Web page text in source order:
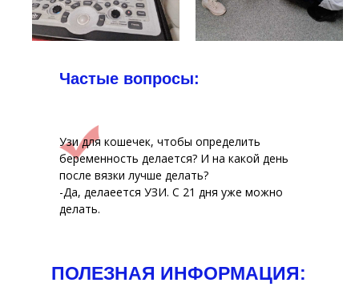
Частые вопросы:
Узи для кошечек, чтобы определить
беременность делается? И на какой день
после вязки лучше делать?
-Да, делаеется УЗИ. С 21 дня уже можно
делать.
ПОЛЕЗНАЯ ИНФОРМАЦИЯ: